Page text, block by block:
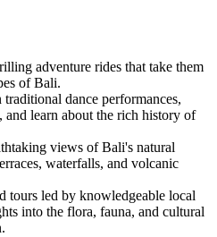
adventure rides that take them
of Bali.
dance performances,
and learn about the rich history of
views of Bali's natural
waterfalls, and volcanic
tours led by knowledgeable local
into the flora, fauna, and cultural